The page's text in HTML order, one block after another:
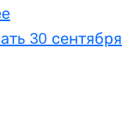
30 сентября